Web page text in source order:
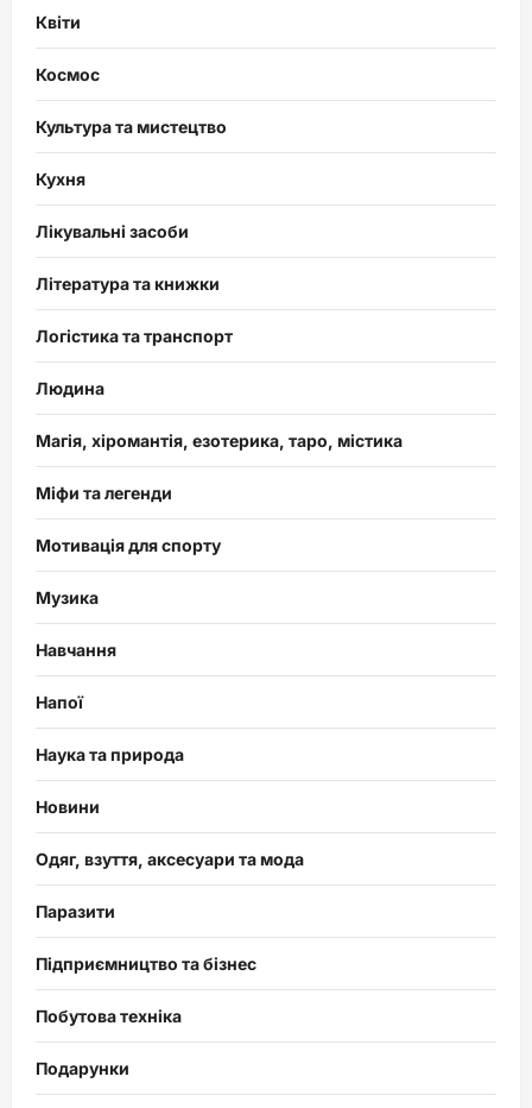
Квіти
Космос
Культура та мистецтво
Кухня
Лікувальні засоби
Література та книжки
Логістика та транспорт
Людина
Магія, хіромантія, езотерика, таро, містика
Міфи та легенди
Мотивація для спорту
Музика
Навчання
Напої
Наука та природа
Новини
Одяг, взуття, аксесуари та мода
Паразити
Підприємництво та бізнес
Побутова техніка
Подарунки